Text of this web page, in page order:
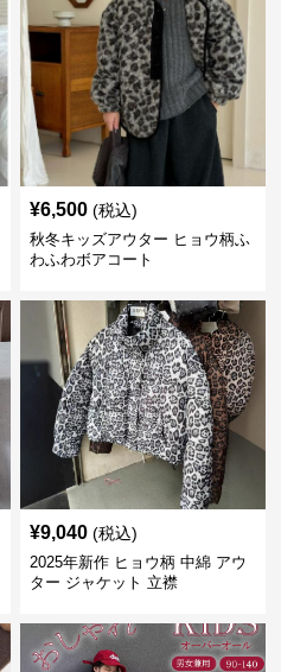
¥6,500 (税込)
秋冬キッズアウター ヒョウ柄ふ
わふわボアコート
¥9,040 (税込)
2025年新作 ヒョウ柄 中綿 アウ
ター ジャケット 立襟